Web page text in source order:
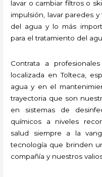
lavar o cambiar filtros o
impulsión, lavar paredes
del agua y lo más
para el tratamiento del
Contrata a
localizada en Tolteca,
agua y en el
trayectoria que son
en sistemas de
químicos a niveles
salud siempre a la
tecnología que brinden
compañía y nuestros